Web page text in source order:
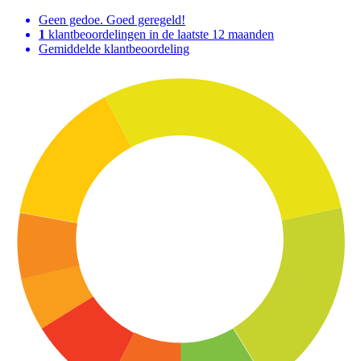
Geen gedoe. Goed geregeld!
1 klantbeoordelingen in de laatste 12 maanden
Gemiddelde klantbeoordeling